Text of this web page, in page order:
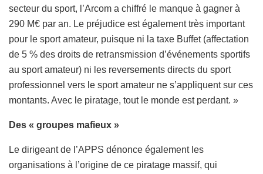
secteur du sport, l’Arcom a chiffré le manque à gagner à
290 M€ par an. Le préjudice est également très important
pour le sport amateur, puisque ni la taxe Buffet (affectation
de 5 % des droits de retransmission d’événements sportifs
au sport amateur) ni les reversements directs du sport
professionnel vers le sport amateur ne s’appliquent sur ces
montants. Avec le piratage, tout le monde est perdant. »
Des « groupes mafieux »
Le dirigeant de l’APPS dénonce également les
organisations à l’origine de ce piratage massif, qui